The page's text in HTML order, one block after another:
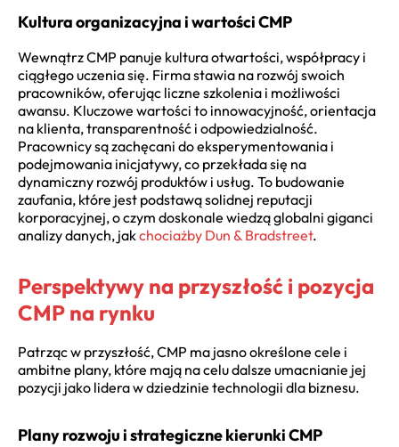
Kultura organizacyjna i wartości CMP
Wewnątrz CMP panuje kultura otwartości, współpracy i
ciągłego uczenia się. Firma stawia na rozwój swoich
pracowników, oferując liczne szkolenia i możliwości
awansu. Kluczowe wartości to innowacyjność, orientacja
na klienta, transparentność i odpowiedzialność.
Pracownicy są zachęcani do eksperymentowania i
podejmowania inicjatywy, co przekłada się na
dynamiczny rozwój produktów i usług. To budowanie
zaufania, które jest podstawą solidnej reputacji
korporacyjnej, o czym doskonale wiedzą globalni giganci
analizy danych, jakchociażby Dun & Bradstreet.
Perspektywy na przyszłość i pozycja
CMP na rynku
Patrząc w przyszłość, CMP ma jasno określone cele i
ambitne plany, które mają na celu dalsze umacnianie jej
pozycji jako lidera w dziedzinie technologii dla biznesu.
Plany rozwoju i strategiczne kierunki CMP